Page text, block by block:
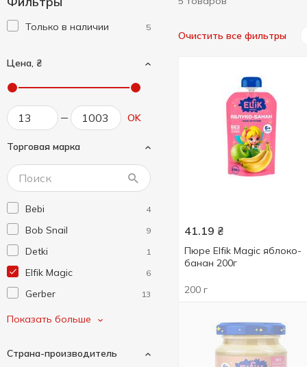
Только в наличии 5
Цена, ₴
OK
Торговая марка
Bebi 4
Bob Snail 9
Detki 1
Elfik Magic 6
Gerber 13
Hame
Nutrilon 2
Показать больше
Страна-производитель
Очистить все фильтры
41.19 ₴
Пюре Elfik Magic яблоко-
банан 200г
200 г